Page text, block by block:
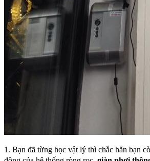
1. Bạn đã từng học vật lý thì chắc hẳn bạn